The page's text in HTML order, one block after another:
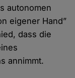
autonomen
eigener Hand”
dass die
annimmt.